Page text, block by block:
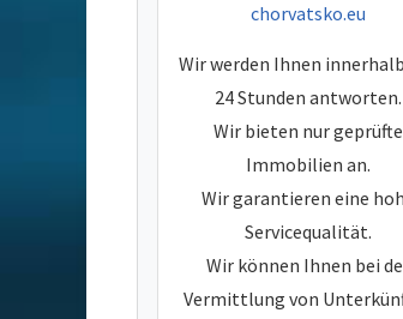
chorvatsko.eu
Wir werden Ihnen
24 Stunden antworten.
Wir bieten nur geprüfte
Immobilien an.
Wir garantieren eine
Servicequalität.
Wir können Ihnen bei
Vermittlung von